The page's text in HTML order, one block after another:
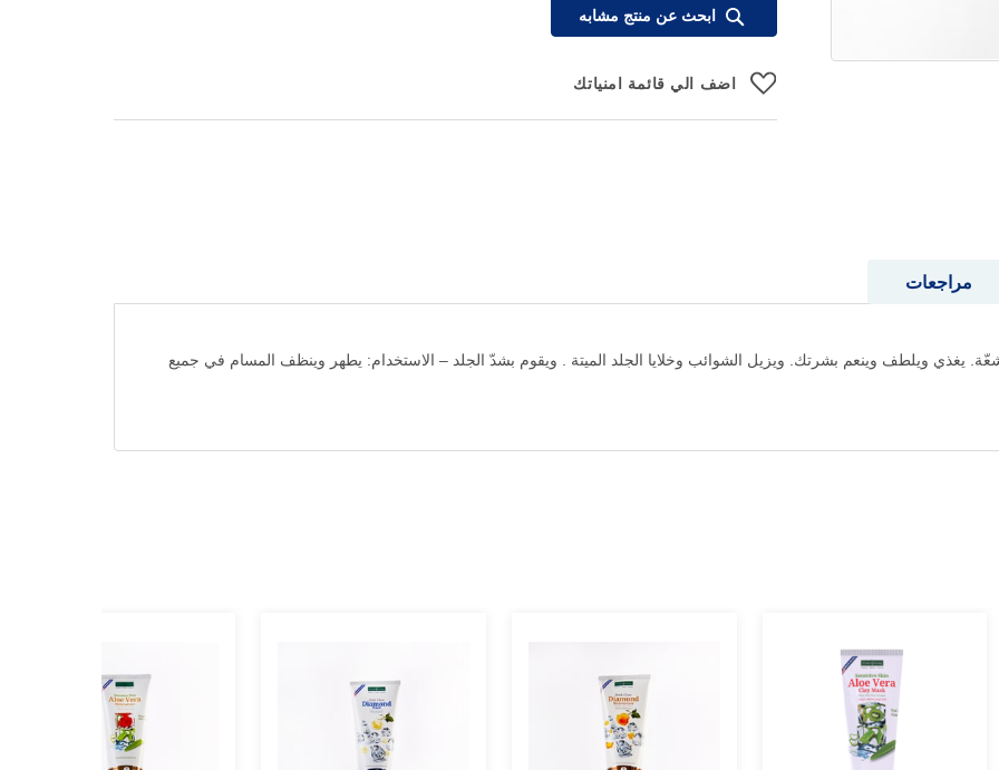
ابحث عن منتج مشابه
اضف الي قائمة امنياتك
يغذي ويلطف وينعم بشرتك. ويزيل الشوائب وخلايا الجلد الميتة . ويقوم بشدّ الجلد – الاستخدام: يطهر وينظف المسام في جميع
مراجعات